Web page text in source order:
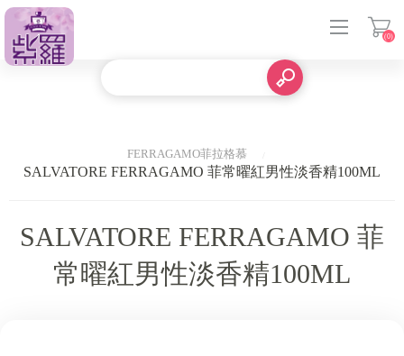
(0)
FERRAGAMO菲拉格慕
SALVATORE FERRAGAMO 菲常曜紅男性淡香精100ML
SALVATORE FERRAGAMO 菲
常曜紅男性淡香精100ML